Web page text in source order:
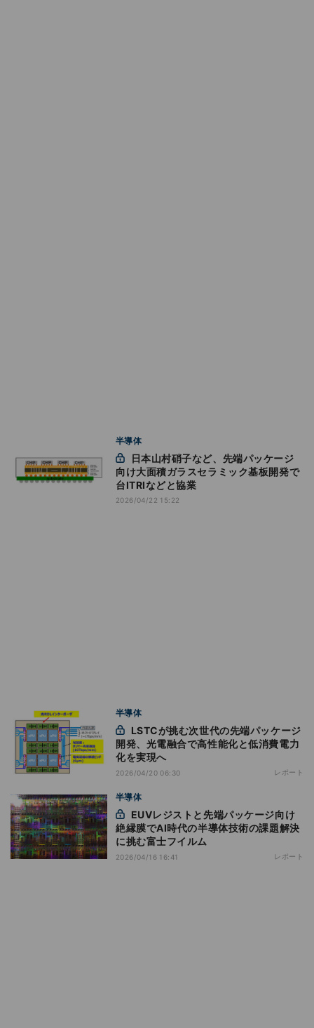
半導体
向け大面積ガラスセラミック基板開発で
台ITRIなどと協業
2026/04/22 15:22
半導体
開発、光電融合で高性能化と低消費電力
化を実現へ
2026/04/20 06:30 レポート
半導体
絶縁膜でAI時代の半導体技術の課題解決
に挑む富士フイルム
2026/04/16 16:41 レポート